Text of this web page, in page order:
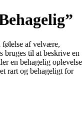
følelse af velvære,
bruges til at beskrive en
en behagelig oplevelse
rart og behageligt for